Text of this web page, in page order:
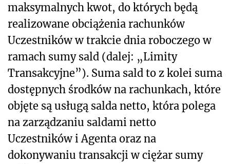
maksymalnych kwot, do których będą
realizowane obciążenia rachunków
Uczestników w trakcie dnia roboczego w
ramach sumy sald (dalej: „Limity
Transakcyjne”). Suma sald to z kolei suma
dostępnych środków na rachunkach, które
objęte są usługą salda netto, która polega
na zarządzaniu saldami netto
Uczestników i Agenta oraz na
dokonywaniu transakcji w ciężar sumy